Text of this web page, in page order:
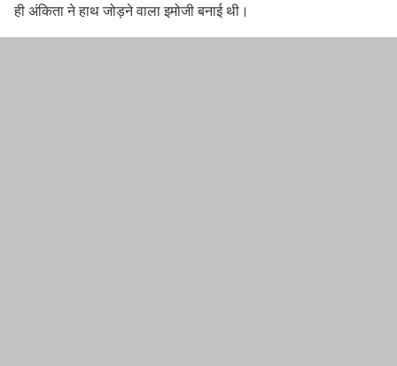
ही अंकिता ने हाथ जोड़ने वाला इमोजी बनाई थी।